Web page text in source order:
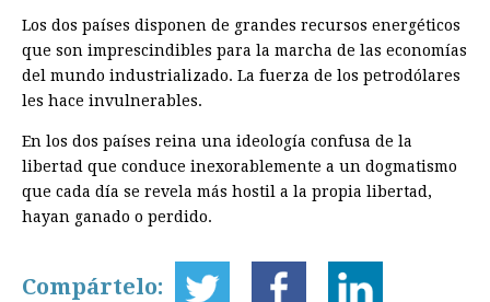
Los dos países disponen de grandes recursos energéticos
que son imprescindibles para la marcha de las economías
del mundo industrializado. La fuerza de los petrodólares
les hace invulnerables.
En los dos países reina una ideología confusa de la
libertad que conduce inexorablemente a un dogmatismo
que cada día se revela más hostil a la propia libertad,
hayan ganado o perdido.
Compártelo: